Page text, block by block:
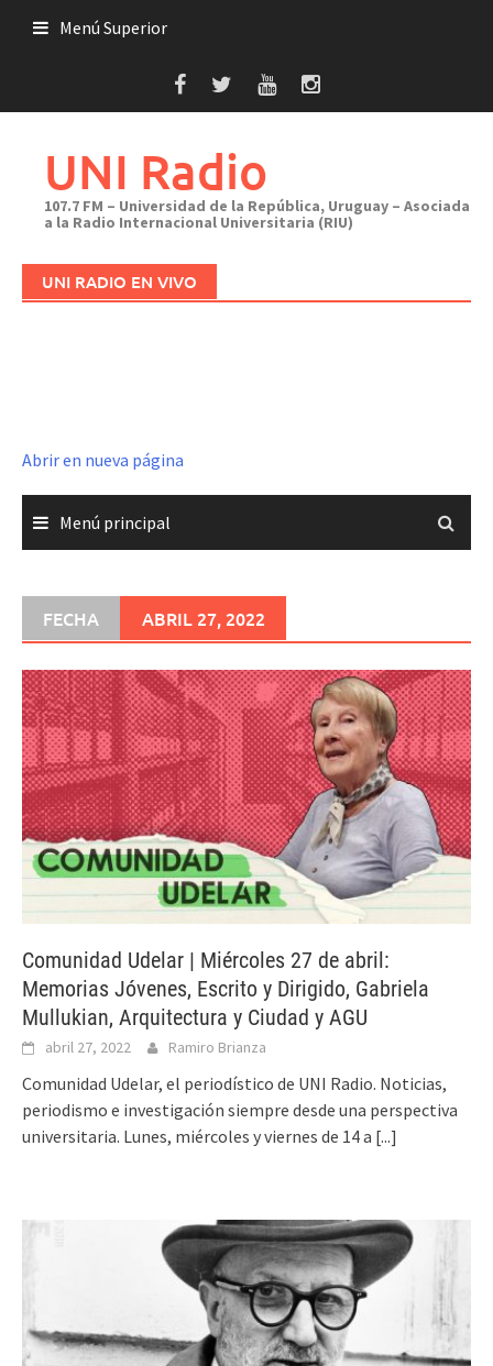
Menú Superior
UNI Radio
107.7 FM – Universidad de la República, Uruguay – Asociada
a la Radio Internacional Universitaria (RIU)
UNI RADIO EN VIVO
Abrir en nueva página
Menú principal
FECHA ABRIL 27, 2022
Comunidad Udelar | Miércoles 27 de abril:
Memorias Jóvenes, Escrito y Dirigido, Gabriela
Mullukian, Arquitectura y Ciudad y AGU
abril 27, 2022 Ramiro Brianza
Comunidad Udelar, el periodístico de UNI Radio. Noticias,
periodismo e investigación siempre desde una perspectiva
universitaria. Lunes, miércoles y viernes de 14 a [...]